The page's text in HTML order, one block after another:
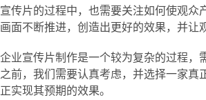
传片的过程中，也需要关注如何使观
面不断推进，创造出更好的效果，并让
业宣传片制作是一个较为复杂的过程
前，我们需要认真考虑，并选择一家
实现其预期的效果。